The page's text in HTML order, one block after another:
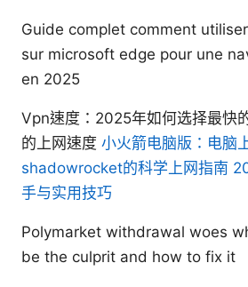
Guide complet comment
sur microsoft edge pour une
en 2025
Vpn速度：2025年如何选择最快
的上网速度 小火箭电脑版：电脑
shadowrocket的科学上网指南
手与实用技巧
Polymarket withdrawal woes
be the culprit and how to fix it